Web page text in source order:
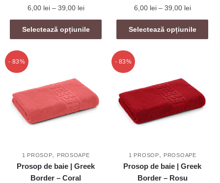
6,00 lei – 39,00 leiInterval
de
prețuri:
6,00 lei
Selectează opțiunile
Acest
produs
variații.
Opțiunile
fi
pagina
produsului.
6,00 lei – 39,00 leiInterval
de
prețuri:
6,00 lei
Selectează opțiunile
Acest
produs
variații.
Opțiunile
pot
fi
pagina
produsului.
- 83%
1 PROSOP, PROSOAPE
Prosop de baie | Greek
Border – Coral
- 83%
1 PROSOP, PROSOAPE
Prosop de baie | Greek
Border – Rosu